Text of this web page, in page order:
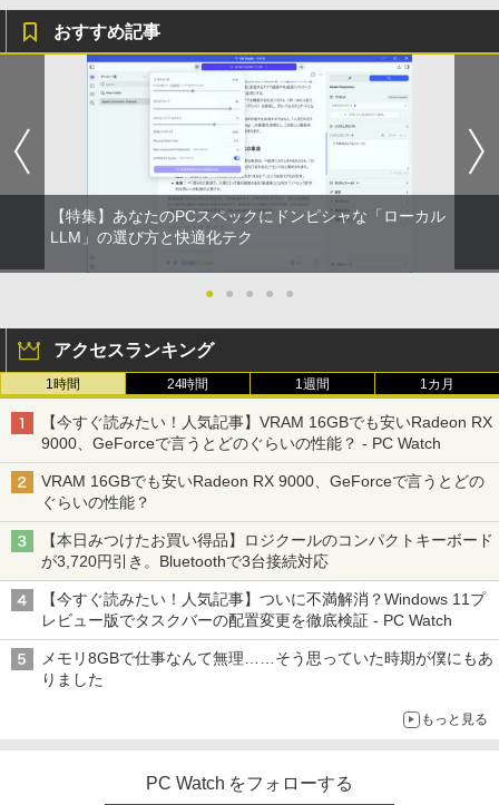
￥19,250
【全巻】 シャングリラ・フロンティア ～
クソゲーハンター、神ゲーに挑まんとす
～ 1-27巻セット （KCデラックス） [ 硬
梨菜 ]
￥21,417
セリング 自動ペアリング Type-C充電 マイク
学/WEB会議(ホワイト)
￥1,964
Xiaomi シャオミ REDMI Buds 8 Lite ワイヤ
レスイヤホン Bluetooth 5.4 ノイズキャンセ
リング ANC 36時間再生
￥3,480
BUGS LIFE
￥250
【Amazon.co.jp限定】 伊藤園 磨かれて、澄
みきった日本の水 2L 8本 ラベルレス [ ケース
] [ 水 ] [ ペットボトル ] [ 箱買い ] [ ストック
] [ 水分補給 ]
￥998
スーパーの裏でヤニ吸うふたり 9巻 (デジタル
版ビッグガンガンコミックス)
￥810
おすすめ記事
【特集】あなたのPCスペックにドンピシャな「ローカル
LLM」の選び方と快適化テク
● ● ● ● ●
アクセスランキング
1時間 24時間 1週間 1カ月
【今すぐ読みたい！人気記事】VRAM 16GBでも安いRadeon RX
9000、GeForceで言うとどのぐらいの性能？ - PC Watch
VRAM 16GBでも安いRadeon RX 9000、GeForceで言うとどの
ぐらいの性能？
【本日みつけたお買い得品】ロジクールのコンパクトキーボード
が3,720円引き。Bluetoothで3台接続対応
【今すぐ読みたい！人気記事】ついに不満解消？Windows 11プ
レビュー版でタスクバーの配置変更を徹底検証 - PC Watch
メモリ8GBで仕事なんて無理……そう思っていた時期が僕にもあ
りました
もっと見る
PC Watch をフォローする